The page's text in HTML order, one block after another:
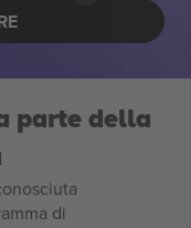
parte della
di